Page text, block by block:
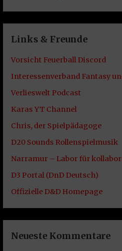
Links & Freunde
Vorsicht Feuerball Discord
Interessenverband Fantasy
Verlieswelt Podcast
Karas YT Channel
Chris, der Spielpädagoge
D20 Sounds Rollenspielmusik
Narramur – Labor für
D3 Portal (DnD Deutsch)
Offizielle D&D Homepage
Neueste Kommentare